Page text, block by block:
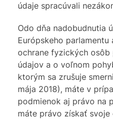
údaje spracúvali
Odo dňa nadobudnutia
Európskeho parlamentu
ochrane fyzických
údajov a o voľnom
ktorým sa zrušuje
mája 2018), máte v
podmienok aj právo na
máte právo získať